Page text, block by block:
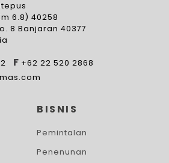
6.8) 40258
8 Banjaran 40377
F +62 22 520 2868
BISNIS
Pemintalan
Penenunan